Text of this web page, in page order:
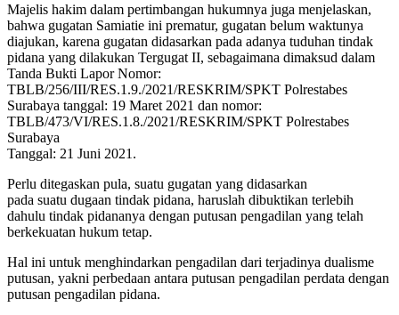
Majelis hakim dalam pertimbangan hukumnya juga menjelaskan,
bahwa gugatan Samiatie ini prematur, gugatan belum waktunya
diajukan, karena gugatan didasarkan pada adanya tuduhan tindak
pidana yang dilakukan Tergugat II, sebagaimana dimaksud dalam
Tanda Bukti Lapor Nomor:
TBLB/256/III/RES.1.9./2021/RESKRIM/SPKT Polrestabes
Surabaya tanggal: 19 Maret 2021 dan nomor:
TBLB/473/VI/RES.1.8./2021/RESKRIM/SPKT Polrestabes
Surabaya
Tanggal: 21 Juni 2021.
Perlu ditegaskan pula, suatu gugatan yang didasarkan
pada suatu dugaan tindak pidana, haruslah dibuktikan terlebih
dahulu tindak pidananya dengan putusan pengadilan yang telah
berkekuatan hukum tetap.
Hal ini untuk menghindarkan pengadilan dari terjadinya dualisme
putusan, yakni perbedaan antara putusan pengadilan perdata dengan
putusan pengadilan pidana.